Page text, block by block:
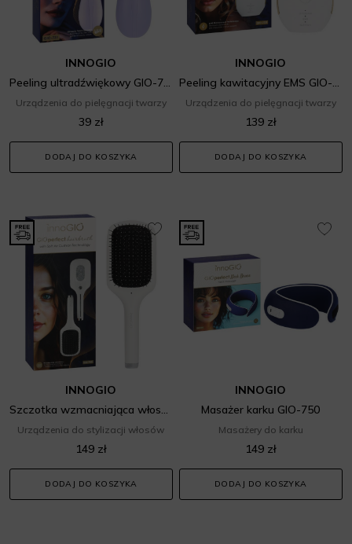
INNOGIO
Urządzenia do pielęgnacji twarzy
39 zł
DODAJ DO KOSZYKA
INNOGIO
Urządzenia do pielęgnacji twarzy
139 zł
DODAJ DO KOSZYKA
INNOGIO
Urządzenia do stylizacji włosów
149 zł
DODAJ DO KOSZYKA
INNOGIO
Masażer karku GIO-750
Masażery do karku
149 zł
DODAJ DO KOSZYKA